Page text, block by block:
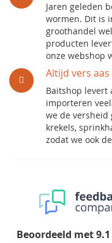
Jaren geleden
wormen. Dit is
groothandel
producten
onze webshop
Altijd vers aas
Baitshop levert
importeren
we de versheid
krekels,
zodat we ook
Beoordeeld met9.1